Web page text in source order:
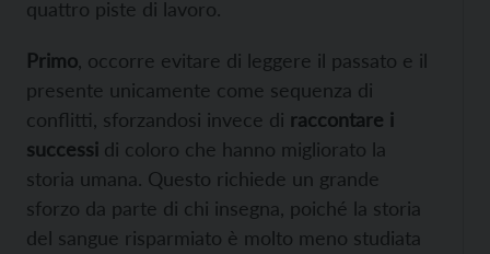
quattro piste di lavoro.
Primo , occorre evitare di leggere il passato e il
presente unicamente come sequenza di
conflitti, sforzandosi invece di raccontare i
successi di coloro che hanno migliorato la
storia umana. Questo richiede un grande
sforzo da parte di chi insegna, poiché la storia
del sangue risparmiato è molto meno studiata